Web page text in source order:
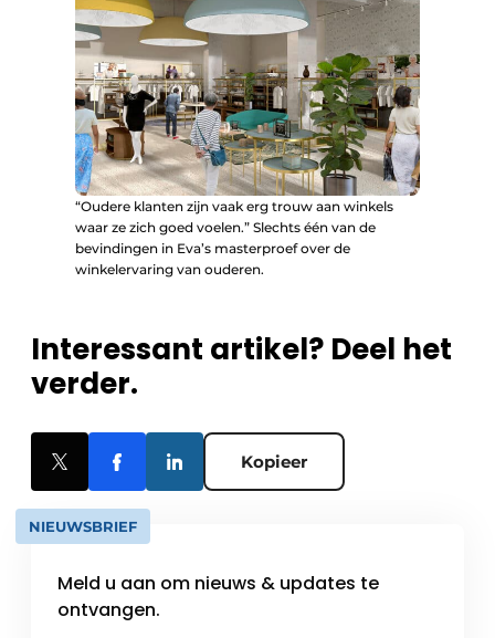
“Oudere klanten zijn vaak erg trouw aan winkels
waar ze zich goed voelen.” Slechts één van de
bevindingen in Eva’s masterproef over de
winkelervaring van ouderen.
Interessant artikel? Deel het
verder.
Kopieer
NIEUWSBRIEF
Meld u aan om nieuws & updates te
ontvangen.